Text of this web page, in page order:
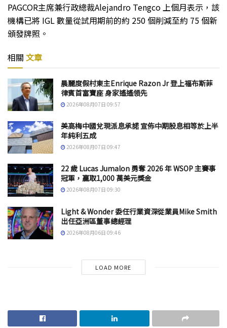
PAGCOR主席兼行政總裁Alejandro Tengco 上個月表示，該
機構已將 IGL 數量從試用期前的約 250 個削減至約 75 個新
頒發牌照。
相關 文章
晨麗度假村東主Enrique Razon Jr 登上福布斯菲
律賓首富寶座 身家遙遙領先
2026年08月07日 09:57
美高梅中國兌現派息承諾 宣佈中期股息相等於上半
年純利五成
2026年08月07日 09:47
22 歲 Lucas Jumalon 勇奪 2026 年 WSOP 主賽事
冠軍，贏取1,000 萬美元獎金
2026年08月07日 09:30
Light & Wonder 委任行業資深從業員Mike Smith
出任亞洲區董事總經理
2026年08月06日 09:46
LOAD MORE